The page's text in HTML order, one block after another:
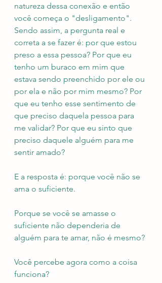
natureza dessa conexão e então
você começa o "desligamento".
Sendo assim, a pergunta real e
correta a se fazer é: por que estou
preso a essa pessoa? Por que eu
tenho um buraco em mim que
estava sendo preenchido por ele ou
por ela e não por mim mesmo? Por
que eu tenho esse sentimento de
que preciso daquela pessoa para
me validar? Por que eu sinto que
preciso daquele alguém para me
sentir amado?
E a resposta é: porque você não se
ama o suficiente.
Porque se você se amasse o
suficiente não dependeria de
alguém para te amar, não é mesmo?
Você percebe agora como a coisa
funciona?